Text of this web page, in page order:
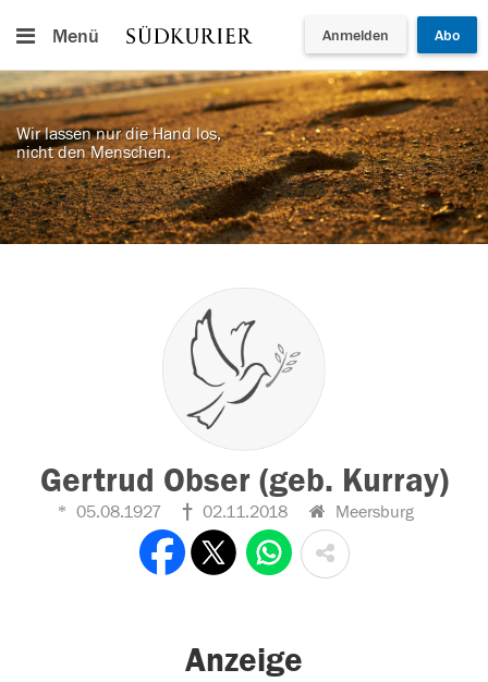
Menü Anmelden Abo
Wir lassen nur die Hand los,
nicht den Menschen.
Gertrud Obser (geb. Kurray)
05.08.1927 02.11.2018 Meersburg
Anzeige